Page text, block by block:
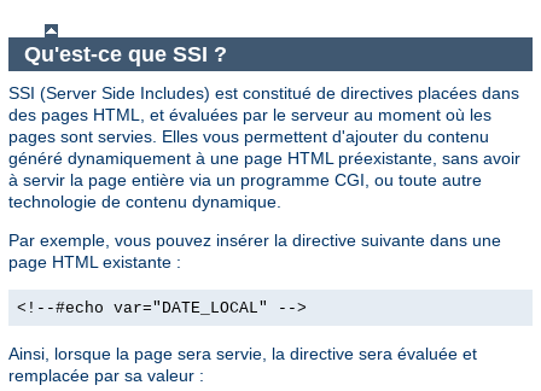
Qu'est-ce que SSI ?
SSI (Server Side Includes) est constitué de directives placées dans
des pages HTML, et évaluées par le serveur au moment où les
pages sont servies. Elles vous permettent d'ajouter du contenu
généré dynamiquement à une page HTML préexistante, sans avoir
à servir la page entière via un programme CGI, ou toute autre
technologie de contenu dynamique.
Par exemple, vous pouvez insérer la directive suivante dans une
page HTML existante :
<!--#echo var="DATE_LOCAL" -->
Ainsi, lorsque la page sera servie, la directive sera évaluée et
remplacée par sa valeur :